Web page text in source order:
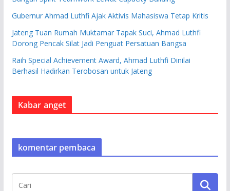
Gubernur Ahmad Luthfi Ajak Aktivis Mahasiswa Tetap Kritis
Jateng Tuan Rumah Muktamar Tapak Suci, Ahmad Luthfi
Dorong Pencak Silat Jadi Penguat Persatuan Bangsa
Raih Special Achievement Award, Ahmad Luthfi Dinilai
Berhasil Hadirkan Terobosan untuk Jateng
Kabar anget
komentar pembaca